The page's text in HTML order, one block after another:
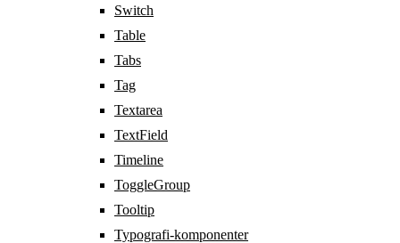
Switch
Table
Tabs
Tag
Textarea
TextField
Timeline
ToggleGroup
Tooltip
Typografi-komponenter